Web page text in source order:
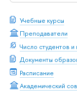
Учебные курсы
Преподаватели
Число студентов
Документы
Расписание
Академический